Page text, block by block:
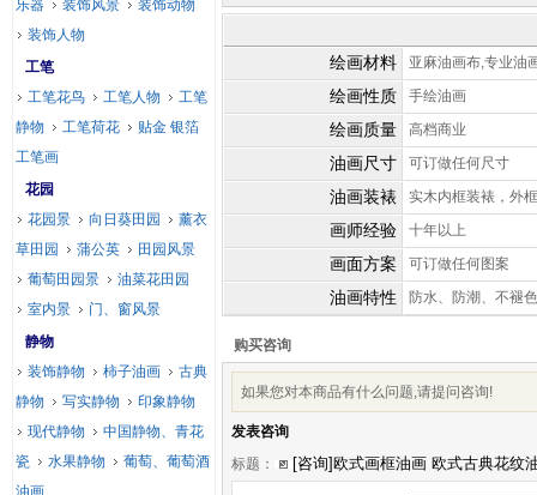
绘画材料 亚麻油画布,专业油
绘画性质 手绘油画
绘画质量 高档商业
油画尺寸 可订做任何尺寸
油画装裱 实木内框装裱，外
画师经验 十年以上
画面方案 可订做任何图案
油画特性 防水、防潮、不褪色
购买咨询
如果您对本商品有什么问题,请提问咨询!
发表咨询
标题：
乐器 装饰风景
装饰动物
装饰人物
工笔
工笔花鸟
工笔人物
工笔
静物
工笔荷花
贴金 银箔
工笔画
花园
花园景
向日葵田园
薰衣
草田园
蒲公英
田园风景
葡萄田园景
油菜花田园
室内景
门、窗风景
静物
装饰静物
柿子油画
古典
静物
写实静物
印象静物
现代静物
中国静物、青花
瓷
水果静物
葡萄、葡萄酒
油画